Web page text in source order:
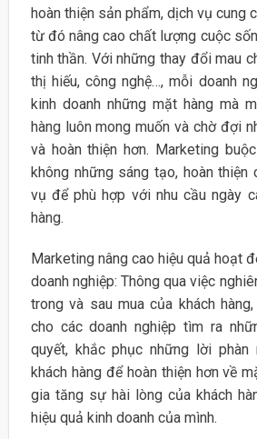
hoàn thiện sản phẩm, dịch vụ cung
từ đó nâng cao chất lượng cuộc
tinh thần. Với những thay đổi mau
thị hiếu, công nghệ…, mỗi doanh
kinh doanh những mặt hàng mà
hàng luôn mong muốn và chờ đợi
và hoàn thiện hơn. Marketing
không những sáng tạo, hoàn thiện
vụ để phù hợp với nhu cầu ngày
hàng.
Marketing nâng cao hiệu quả hoạt
doanh nghiệp: Thông qua việc
trong và sau mua của khách
cho các doanh nghiệp tìm ra
quyết, khắc phục những lời phàn
khách hàng để hoàn thiện hơn về
gia tăng sự hài lòng của khách
hiệu quả kinh doanh của mình.